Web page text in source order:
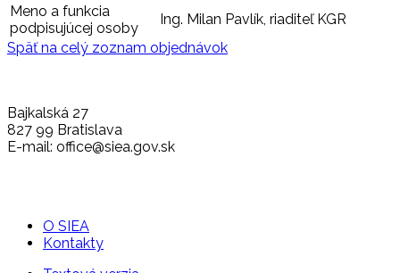
Meno a funkcia
podpisujúcej osoby
Ing. Milan Pavlík, riaditeľ KGR
Späť na celý zoznam objednávok
Bajkalská 27
827 99 Bratislava
E-mail: office@siea.gov.sk
O SIEA
Kontakty